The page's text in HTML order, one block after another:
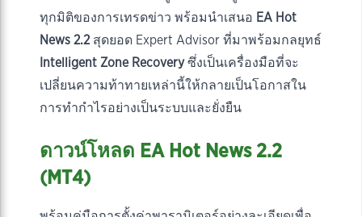
ทุกมิติของการเทรดข่าว พร้อมนำเสนอ EA Hot
News 2.2 สุดยอด Expert Advisor ที่มาพร้อมกลยุทธ์
Intelligent Zone Recoveryซึ่งเป็นเครื่องมือที่จะ
เปลี่ยนความท้าทายเหล่านี้ให้กลายเป็นโอกาสใน
การทำกำไรอย่างเป็นระบบและยั่งยืน
ดาวน์โหลด EA Hot News 2.2
(MT4)